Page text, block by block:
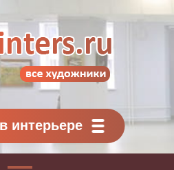
интерьере